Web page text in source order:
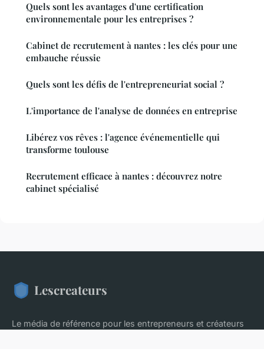
Quels sont les avantages d'une certification
environnementale pour les entreprises ?
Cabinet de recrutement à nantes : les clés pour une
embauche réussie
Quels sont les défis de l'entrepreneuriat social ?
L'importance de l'analyse de données en entreprise
Libérez vos rêves : l'agence événementielle qui
transforme toulouse
Recrutement efficace à nantes : découvrez notre
cabinet spécialisé
Lescreateurs
Le média de référence pour les entrepreneurs et créateurs